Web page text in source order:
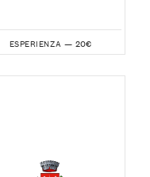
ESPERIENZA — 20€